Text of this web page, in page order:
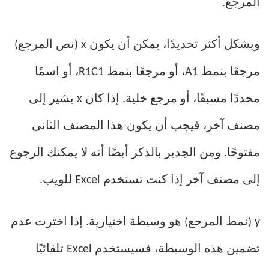
المرجع.
وبشكل أكثر تحديدًا، يمكن أن يكون x (نص المرجع)
مرجعًا بنمط A1، أو مرجعًا بنمط R1C1، أو اسمًا
محددًا مسبقًا، أو مرجع خلية. إذا كان x يشير إلى
مصنف آخر، فيجب أن يكون هذا المصنف الثاني
مفتوحًا. ومن الجدير بالذكر أيضًا أنه لا يمكنك الرجوع
إلى مصنف آخر إذا كنت تستخدم Excel للويب.
y (نمط المرجع) هو وسيطة اختيارية. إذا اخترت عدم
تضمين هذه الوسيطة، فسيستخدم Excel تلقائيًا